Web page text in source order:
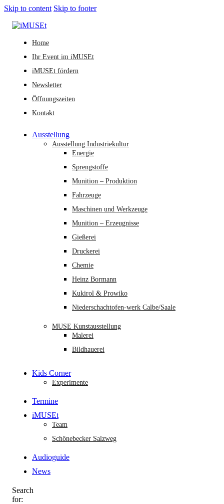
Skip to content Skip to footer
Home
Ihr Event im iMUSEt
iMUSEt fördern
Newsletter
Öffnungszeiten
Kontakt
Ausstellung
Ausstellung Industriekultur
Energie
Sprengstoffe
Munition – Produktion
Fahrzeuge
Maschinen und Werkzeuge
Munition – Erzeugnisse
Gießerei
Druckerei
Chemie
Heinz Bormann
Kukirol & Prowiko
Niederschachtofen-werk Calbe/Saale
MUSE Kunstausstellung
Malerei
Bildhauerei
Kids Corner
Experimente
Termine
iMUSEt
Team
Schönebecker Salzweg
Audioguide
News
Search
for: